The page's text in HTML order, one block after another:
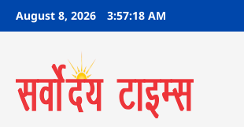
SkipAugust 8, 2026 3:57:19 AM